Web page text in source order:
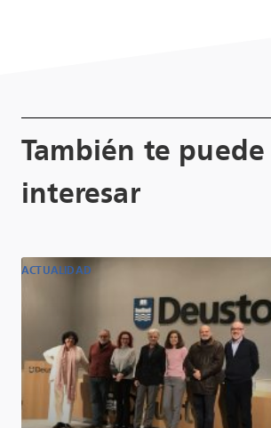
También te puede
interesar
ACTUALIDAD